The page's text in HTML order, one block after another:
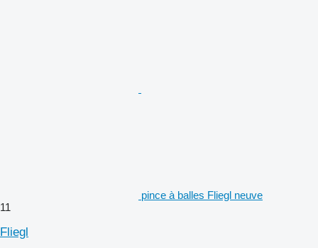
pince à balles Fliegl neuve
11
Fliegl